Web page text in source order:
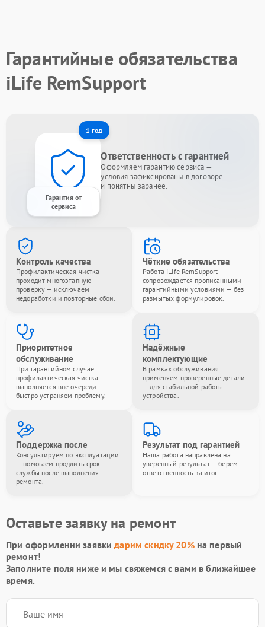
Гарантийные обязательства
iLife RemSupport
1 год
Гарантия от
сервиса
Ответственность с гарантией
Оформляем гарантию сервиса —
условия зафиксированы в договоре
и понятны заранее.
Контроль качества
Профилактическая чистка
проходит многоэтапную
проверку — исключаем
недоработки и повторные сбои.
Чёткие обязательства
Работа iLife RemSupport
сопровождается прописанными
гарантийными условиями — без
размытых формулировок.
Приоритетное
обслуживание
При гарантийном случае
профилактическая чистка
выполняется вне очереди —
быстро устраняем проблему.
Надёжные
комплектующие
В рамках обслуживания
применяем проверенные детали
— для стабильной работы
устройства.
Поддержка после
Консультируем по эксплуатации
— помогаем продлить срок
службы после выполнения
ремонта.
Результат под гарантией
Наша работа направлена на
уверенный результат — берём
ответственность за итог.
Оставьте заявку на ремонт
При оформлении заявкидарим скидку 20%на первый
ремонт!
Заполните поля ниже и мы свяжемся с вами в ближайшее
время.